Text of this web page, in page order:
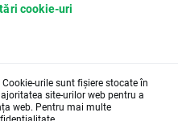
cookie-uri
urile sunt fișiere stocate în
site-urilor web pentru a
web. Pentru mai multe